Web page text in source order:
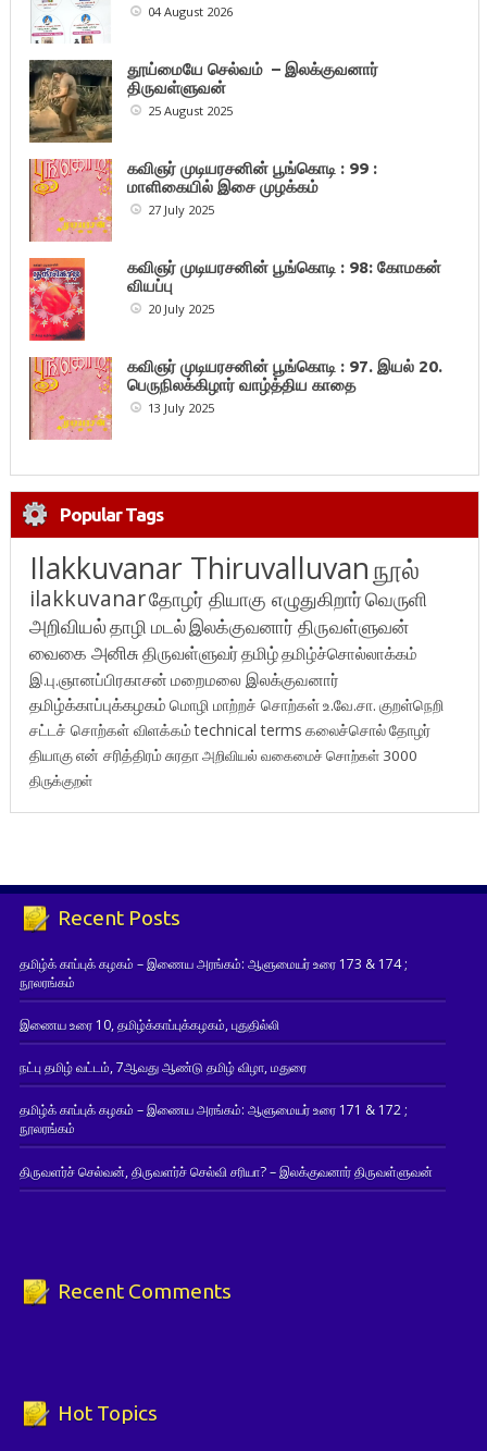
04 August 2026
தூய்மையே செல்வம் – இலக்குவனார்
திருவள்ளுவன்
25 August 2025
கவிஞர் முடியரசனின் பூங்கொடி : 99 :
மாளிகையில் இசை முழக்கம்
27 July 2025
கவிஞர் முடியரசனின் பூங்கொடி : 98: கோமகன்
வியப்பு
20 July 2025
கவிஞர் முடியரசனின் பூங்கொடி : 97. இயல் 20.
பெருநிலக்கிழார் வாழ்த்திய காதை
13 July 2025
Popular Tags
Ilakkuvanar Thiruvalluvanநூல்
ilakkuvanarதோழர் தியாகு எழுதுகிறார்வெருளி
அறிவியல்தாழி மடல்இலக்குவனார் திருவள்ளுவன்
வைகை அனிசுதிருவள்ளுவர்தமிழ்தமிழ்ச்சொல்லாக்கம்
இ.பு.ஞானப்பிரகாசன் மறைமலை இலக்குவனார்
தமிழ்க்காப்புக்கழகம் மொழி மாற்றச் சொற்கள்உ.வே.சா. குறள்நெறி
சட்டச் சொற்கள் விளக்கம்technical terms கலைச்சொல்தோழர்
தியாகுஎன் சரித்திரம்சுரதாஅறிவியல் வகைமைச் சொற்கள் 3000
திருக்குறள்
Recent Posts
தமிழ்க் காப்புக் கழகம் – இணைய அரங்கம்: ஆளுமையர் உரை 173 & 174 ;
நூலரங்கம்
இணைய உரை 10, தமிழ்க்காப்புக்கழகம், புதுதில்லி
நட்பு தமிழ் வட்டம், 7ஆவது ஆண்டு தமிழ் விழா, மதுரை
தமிழ்க் காப்புக் கழகம் – இணைய அரங்கம்: ஆளுமையர் உரை 171 & 172 ;
நூலரங்கம்
திருவளர்ச் செல்வன், திருவளர்ச் செல்வி சரியா? – இலக்குவனார் திருவள்ளுவன்
Recent Comments
Hot Topics